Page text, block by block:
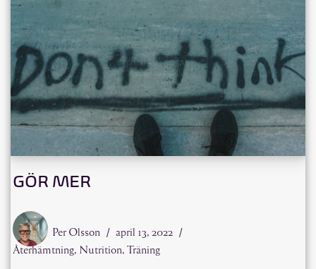
GÖR MER
Per Olsson
april 13, 2022
Återhämtning, Nutrition, Träning